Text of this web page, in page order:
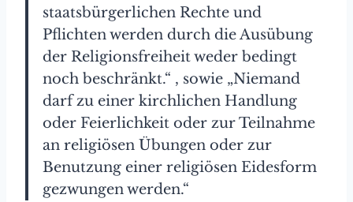
staatsbürgerlichen Rechte und
Pflichten werden durch die Ausübung
der Religionsfreiheit weder bedingt
noch beschränkt.“ , sowie „Niemand
darf zu einer kirchlichen Handlung
oder Feierlichkeit oder zur Teilnahme
an religiösen Übungen oder zur
Benutzung einer religiösen Eidesform
gezwungen werden.“